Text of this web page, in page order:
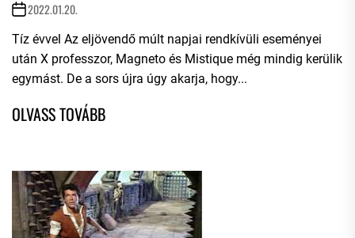
2022.01.20.
Tíz évvel Az eljövendő múlt napjai rendkívüli eseményei
után X professzor, Magneto és Mistique még mindig kerülik
egymást. De a sors újra úgy akarja, hogy...